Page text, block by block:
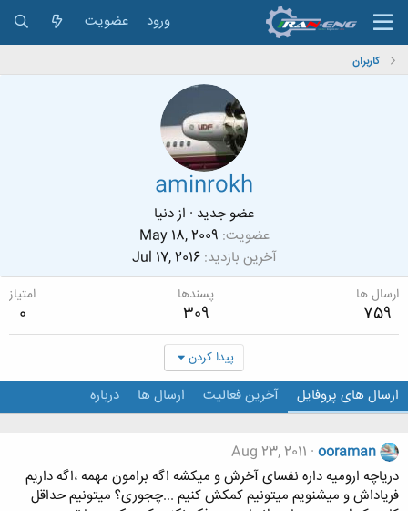
ورود عضویت
کاربران
aminrokh
عضو جدید · ازدنیا
عضویت May 18, 2009
آخرین بازدید Jul 17, 2016
ارسال ها
759
پسندها
309
امتیاز
0
پیدا کردن
ارسال های پروفایل آخرین فعالیت ارسال ها درباره
ooraman
Aug 23, 2011
دریاچه ارومیه داره نفسای آخرش و میکشه اگه برامون مهمه ،اگه داریم
فریاداش و میشنویم میتونیم کمکش کنیم ...چجوری؟ میتونیم حداقل